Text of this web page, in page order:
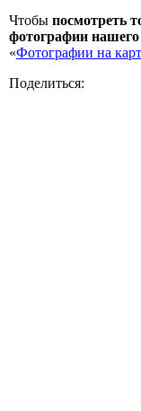
Чтобы посмотреть
фотографии нашего
«Фотографии на
Поделиться: